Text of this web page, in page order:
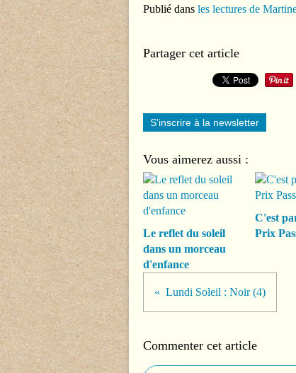
Publié dans les lectures de
Partager cet article
S'inscrire à la newsletter
Vous aimerez aussi :
Le reflet du soleil
dans un morceau
d'enfance
C'est
Prix
Lundi Soleil : Noir (4)
Commenter cet article